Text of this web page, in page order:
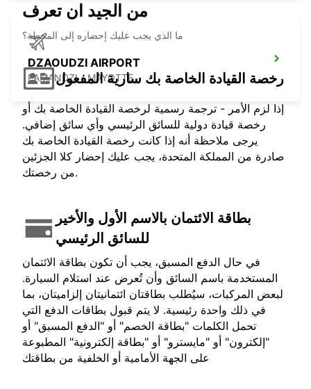
DZAOUDZI AIRPORT
PAMANDZI - MAYOTTE
من الجيد ان تعرف
ما الذي يجب عليك إحضاره إلى المحطة؟
رخصة القيادة الخاصة بك سارية المفعول
إذا لزم الأمر - ترجمة رسمية لرخصة القيادة الخاصة بك أو
رخصة قيادة دولية للسائق الرئيسي وأي سائق إضافي.
يرجى ملاحظة أنه إذا كانت رخصة القيادة الخاصة بك
صادرة من المملكة المتحدة، يجب عليك إحضار كلا الجزئين
من رخصتك.
بطاقة الائتمان بالاسم الأول والأخير
للسائق الرئيسي
في حال الدفع المسبق، يجب أن تكون بطاقة الائتمان
المستخدمة باسم السائق وأن تُعرض عند استلام السيارة.
لبعض المركبات، سيُطلب بطاقتان ائتمانيتان إلزاميتان، بما
في ذلك واحدة رئيسية. لا يتم قبول بطاقات الدفع التي
تحمل الكلمات "بطاقة الخصم" أو "الدفع المسبق" أو
"إلكترون" أو "مايسترو" أو "بطاقة إلكترونية" المطبوعة
على الجهة الأمامية أو الخلفية من بطاقتك